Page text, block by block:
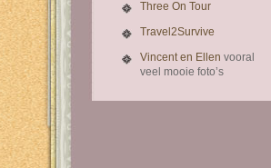
Three On Tour
Travel2Survive
Vincent en Ellen vooral
veel mooie foto’s